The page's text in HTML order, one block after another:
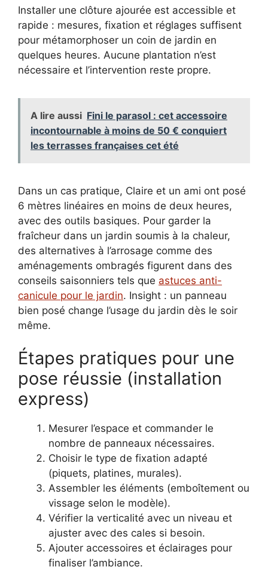
Installer une clôture ajourée est accessible et
rapide : mesures, fixation et réglages suffisent
pour métamorphoser un coin de jardin en
quelques heures. Aucune plantation n’est
nécessaire et l’intervention reste propre.
A lire aussi Fini le parasol : cet accessoire
incontournable à moins de 50 € conquiert
les terrasses françaises cet été
Dans un cas pratique, Claire et un ami ont posé
6 mètres linéaires en moins de deux heures,
avec des outils basiques. Pour garder la
fraîcheur dans un jardin soumis à la chaleur,
des alternatives à l’arrosage comme des
aménagements ombragés figurent dans des
conseils saisonniers tels que astuces anti-
canicule pour le jardin. Insight : un panneau
bien posé change l’usage du jardin dès le soir
même.
Étapes pratiques pour une
pose réussie (installation
express)
Mesurer l’espace et commander le
nombre de panneaux nécessaires.
Choisir le type de fixation adapté
(piquets, platines, murales).
Assembler les éléments (emboîtement ou
vissage selon le modèle).
Vérifier la verticalité avec un niveau et
ajuster avec des cales si besoin.
Ajouter accessoires et éclairages pour
finaliser l’ambiance.